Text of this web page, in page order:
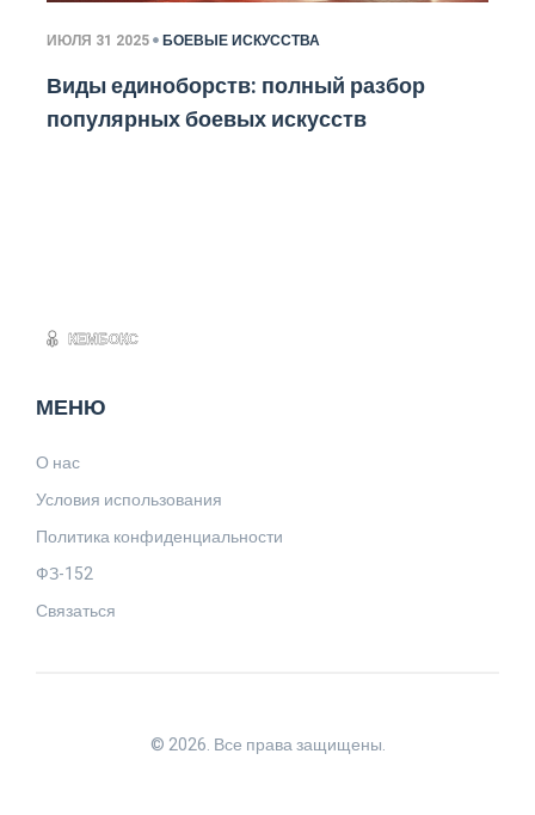
ИЮЛЯ 31 2025 БОЕВЫЕ ИСКУССТВА
Виды единоборств: полный разбор
популярных боевых искусств
МЕНЮ
О нас
Условия использования
Политика конфиденциальности
ФЗ-152
Связаться
© 2026. Все права защищены.